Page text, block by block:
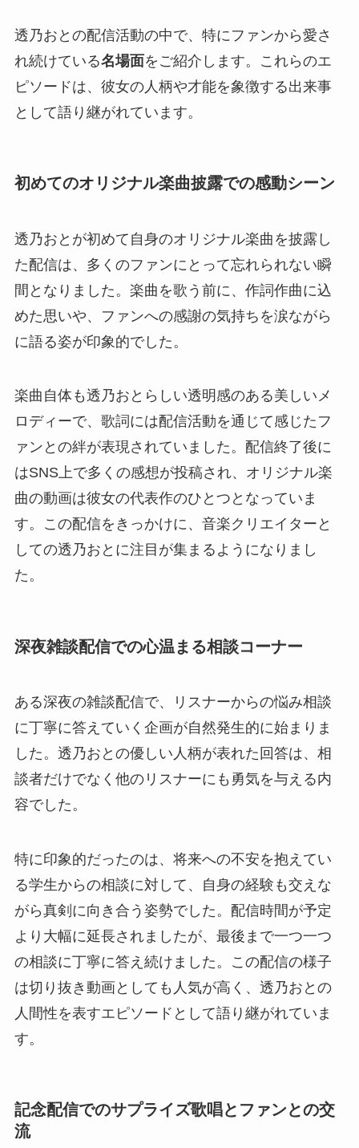
透乃おとの配信活動の中で、特にファンから愛さ
れ続けている名場面をご紹介します。これらのエ
ピソードは、彼女の人柄や才能を象徴する出来事
として語り継がれています。
初めてのオリジナル楽曲披露での感動シーン
透乃おとが初めて自身のオリジナル楽曲を披露し
た配信は、多くのファンにとって忘れられない瞬
間となりました。楽曲を歌う前に、作詞作曲に込
めた思いや、ファンへの感謝の気持ちを涙ながら
に語る姿が印象的でした。
楽曲自体も透乃おとらしい透明感のある美しいメ
ロディーで、歌詞には配信活動を通じて感じたフ
ァンとの絆が表現されていました。配信終了後に
はSNS上で多くの感想が投稿され、オリジナル楽
曲の動画は彼女の代表作のひとつとなっていま
す。この配信をきっかけに、音楽クリエイターと
しての透乃おとに注目が集まるようになりまし
た。
深夜雑談配信での心温まる相談コーナー
ある深夜の雑談配信で、リスナーからの悩み相談
に丁寧に答えていく企画が自然発生的に始まりま
した。透乃おとの優しい人柄が表れた回答は、相
談者だけでなく他のリスナーにも勇気を与える内
容でした。
特に印象的だったのは、将来への不安を抱えてい
る学生からの相談に対して、自身の経験も交えな
がら真剣に向き合う姿勢でした。配信時間が予定
より大幅に延長されましたが、最後まで一つ一つ
の相談に丁寧に答え続けました。この配信の様子
は切り抜き動画としても人気が高く、透乃おとの
人間性を表すエピソードとして語り継がれていま
す。
記念配信でのサプライズ歌唱とファンとの交
流